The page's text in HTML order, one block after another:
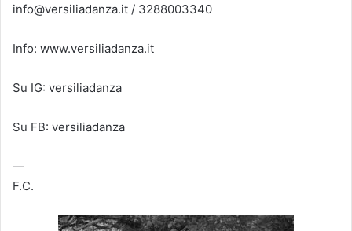
info@versiliadanza.it / 3288003340
Info: www.versiliadanza.it
Su IG: versiliadanza
Su FB: versiliadanza
—
F.C.